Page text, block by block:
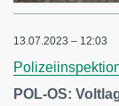
13.07.2023 – 12:03
POL-OS: